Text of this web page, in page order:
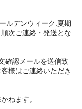
ルデンウィーク.夏期
次ご連絡・発送とな
確認メールを送信致
様はご連絡いただき
ねます。